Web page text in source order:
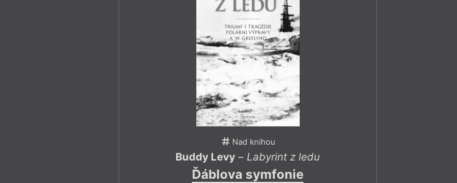
Nad knihou
Buddy Levy – Labyrint z ledu
Ďáblova symfonie